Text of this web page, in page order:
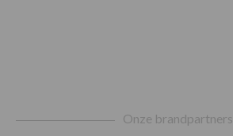
Onze brandpartners